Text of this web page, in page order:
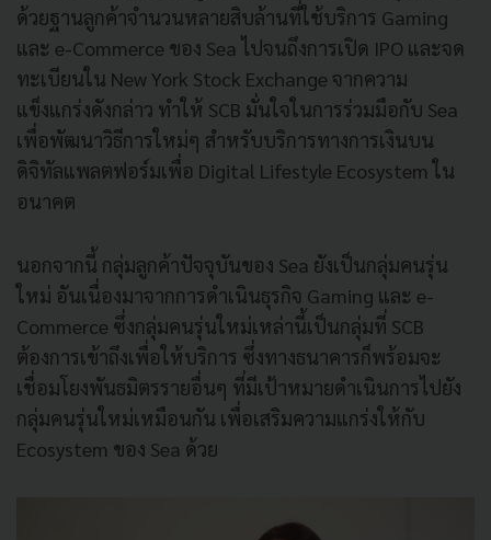
ด้วยฐานลูกค้าจำนวนหลายสิบล้านที่ใช้บริการ Gaming
และ e-Commerce ของ Sea ไปจนถึงการเปิด IPO และจด
ทะเบียนใน New York Stock Exchange จากความ
แข็งแกร่งดังกล่าว ทำให้ SCB มั่นใจในการร่วมมือกับ Sea
เพื่อพัฒนาวิธีการใหม่ๆ สำหรับบริการทางการเงินบน
ดิจิทัลแพลตฟอร์มเพื่อ Digital Lifestyle Ecosystem ใน
อนาคต
นอกจากนี้ กลุ่มลูกค้าปัจจุบันของ Sea ยังเป็นกลุ่มคนรุ่น
ใหม่ อันเนื่องมาจากการดำเนินธุรกิจ Gaming และ e-
Commerce ซึ่งกลุ่มคนรุ่นใหม่เหล่านี้เป็นกลุ่มที่ SCB
ต้องการเข้าถึงเพื่อให้บริการ ซึ่งทางธนาคารก็พร้อมจะ
เชื่อมโยงพันธมิตรรายอื่นๆ ที่มีเป้าหมายดำเนินการไปยัง
กลุ่มคนรุ่นใหม่เหมือนกัน เพื่อเสริมความแกร่งให้กับ
Ecosystem ของ Sea ด้วย